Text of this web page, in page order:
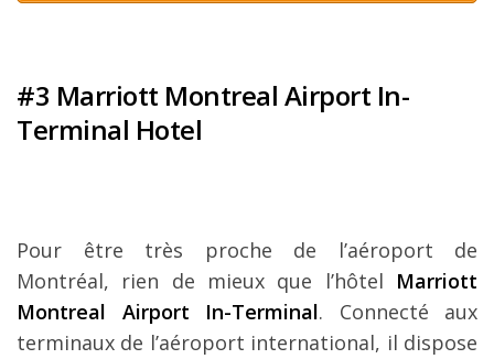
#3 Marriott Montreal Airport In-
Terminal Hotel
Pour être très proche de l’aéroport de
Montréal, rien de mieux que l’hôtel Marriott
Montreal Airport In-Terminal. Connecté aux
terminaux de l’aéroport international, il dispose